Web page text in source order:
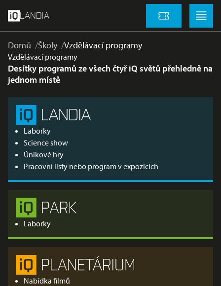
LANDIA Vstupenky
Menu
Domů Školy Vzdělávací programy
Vzdělávací programy
Desítky programů ze všech čtyř iQ světů přehledně na
jednom místě
Laborky
Science show
Únikové hry
Pracovní listy nebo program v expozicích
Laborky
Nabídka filmů